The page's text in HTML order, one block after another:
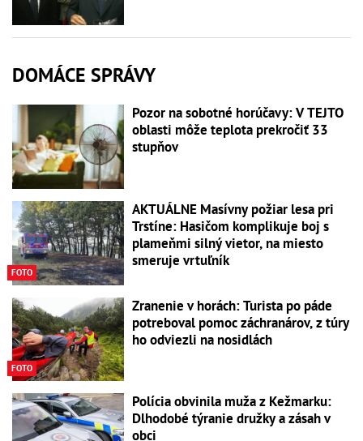
DOMÁCE SPRÁVY
Pozor na sobotné horúčavy: V TEJTO
oblasti môže teplota prekročiť 33
stupňov
FOTO
AKTUÁLNE Masívny požiar lesa pri
Trstíne: Hasičom komplikuje boj s
plameňmi silný vietor, na miesto
smeruje vrtuľník
FOTO
Zranenie v horách: Turista po páde
potreboval pomoc záchranárov, z túry
ho odviezli na nosidlách
Polícia obvinila muža z Kežmarku:
Dlhodobé týranie družky a zásah v
obci